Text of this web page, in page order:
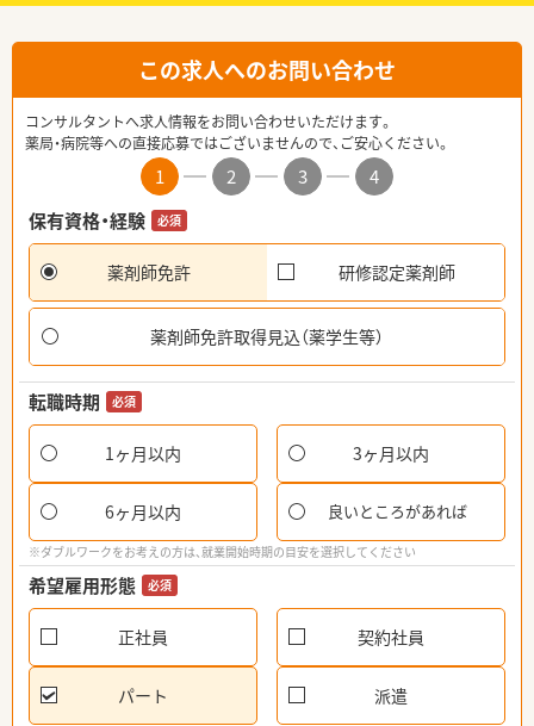
この求人へのお問い合わせ
コンサルタントへ求人情報をお問い合わせいただけます。
薬局・病院等への直接応募ではございませんので、ご安心ください。
1 2 3
4
保有資格・経験
必須
薬剤師免許 研修認定薬剤師
薬剤師免許取得見込（薬学生等）
転職時期 必須
1ヶ月以内 3ヶ月以内
6ヶ月以内 良いところがあれば
※ダブルワークをお考えの方は、就業開始時期の目安を選択してください
希望雇用形態 必須
正社員 契約社員
パート 派遣